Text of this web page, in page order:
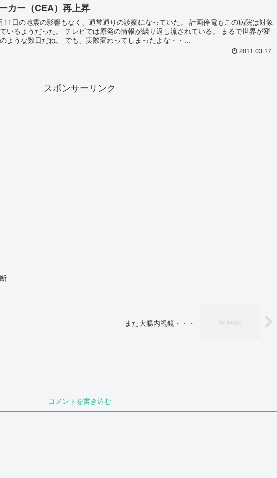
カー（CEA）再上昇
11日の地震の影響もなく、通常通りの診察になっていた。 計画停電もこの病院は対象
いるようだった。 テレビでは原発の情報が繰り返し流されている。 まるで世界が変
ような数日だね。 でも、実際変わってしまったよな・・...
2011.03.17
スポンサーリンク
また大腸内視鏡・・・
コメントを書き込む